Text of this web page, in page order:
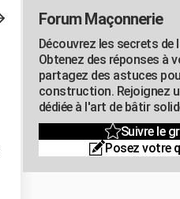
Forum Maçonnerie
Découvrez les secrets de
Obtenez des réponses à
partagez des astuces
construction. Rejoignez
dédiée à l'art de bâtir
Suivre le
Posez votre